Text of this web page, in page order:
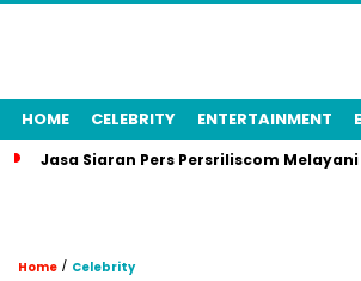
HOME CELEBRITY ENTERTAINMENT
Jasa Siaran Pers Persriliscom
Home / Celebrity